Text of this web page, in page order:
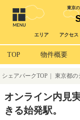
東京
エリア アクセス
TOP 物件概要
シェアパークTOP 東京都の
オンライン内見
きる始発駅。